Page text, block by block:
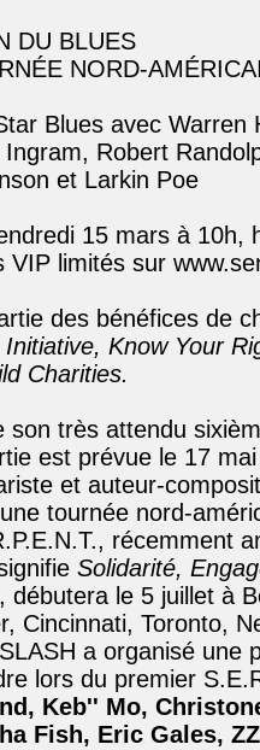
DU BLUES
NORD-
Blues avec Warren
Robert
et Larkin Poe
15 mars à 10h,
VIP limités sur
des bénéfices de
Know Your
Charities.
son très attendu
est prévue le 17
et auteur-
tournée nord-
récemment
Solidarité,
, débutera le 5 juillet à
Cincinnati, Toronto,
a organisé une
lors du premier
Keb'' Mo,
Fish, Eric Gales,